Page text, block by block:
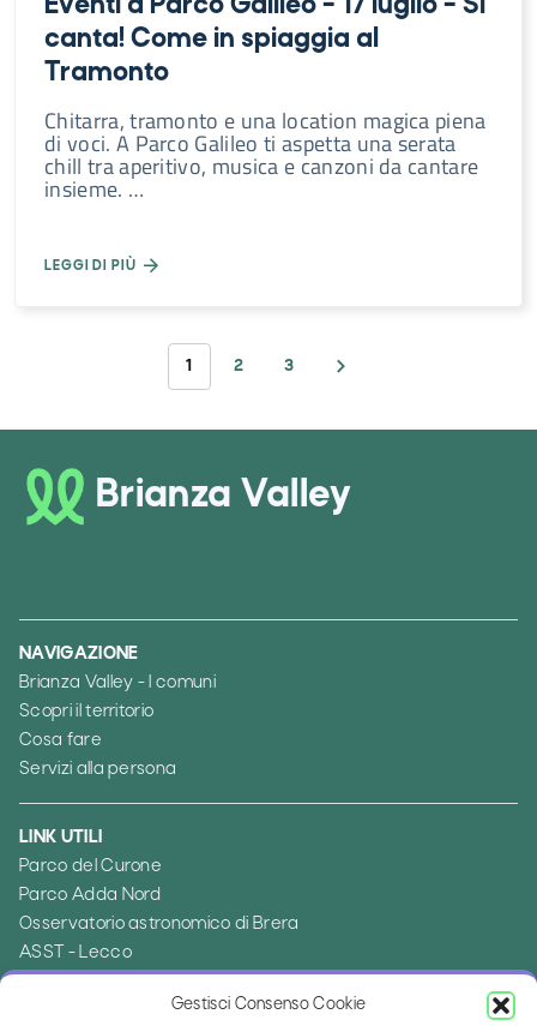
Gestisci Consenso Cookie
canta! Come in spiaggia al
Tramonto
Chitarra, tramonto e una location magica piena
di voci. A Parco Galileo ti aspetta una serata
chill tra aperitivo, musica e canzoni da cantare
insieme. …
LEGGI DI PIÙ
1 2 3
Brianza Valley
NAVIGAZIONE
Brianza Valley - I comuni
Scopri il territorio
Cosa fare
Servizi alla persona
LINK UTILI
Parco del Curone
Parco Adda Nord
Osservatorio astronomico di Brera
ASST - Lecco